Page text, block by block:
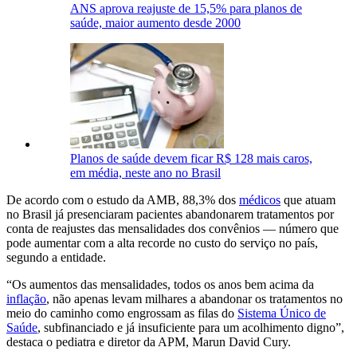
ANS aprova reajuste de 15,5% para planos de
saúde, maior aumento desde 2000
Planos de saúde devem ficar R$ 128 mais caros,
em média, neste ano no Brasil
De acordo com o estudo da AMB, 88,3% dos médicos que atuam
no Brasil já presenciaram pacientes abandonarem tratamentos por
conta de reajustes das mensalidades dos convênios — número que
pode aumentar com a alta recorde no custo do serviço no país,
segundo a entidade.
“Os aumentos das mensalidades, todos os anos bem acima da
inflação, não apenas levam milhares a abandonar os tratamentos no
meio do caminho como engrossam as filas do Sistema Único de
Saúde, subfinanciado e já insuficiente para um acolhimento digno”,
destaca o pediatra e diretor da APM, Marun David Cury.